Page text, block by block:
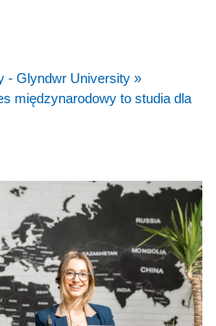
- Glyndwr University »
międzynarodowy to studia dla